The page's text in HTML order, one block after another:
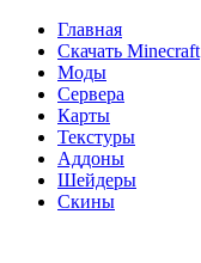
Главная
Скачать Minecraft
Моды
Сервера
Карты
Текстуры
Аддоны
Шейдеры
Скины